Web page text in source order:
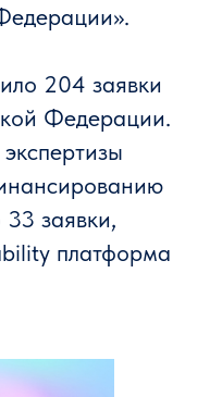
204 заявки
Федерации.
заявки,
платформа